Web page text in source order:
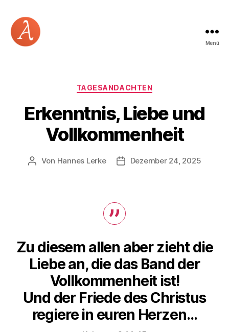
Menü
Kategorien
TAGESANDACHTEN
Erkenntnis, Liebe und
Vollkommenheit
Beitragsautor
Von Hannes Lerke Beitragsdatum
Dezember 24, 2025
Zu diesem allen aber zieht die
Liebe an, die das Band der
Vollkommenheit ist!
Und der Friede des Christus
regiere in euren Herzen…